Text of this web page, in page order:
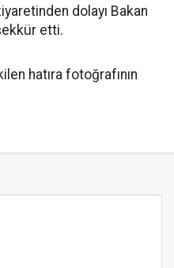
dolayı Bakan
etti.
hatıra fotoğrafının